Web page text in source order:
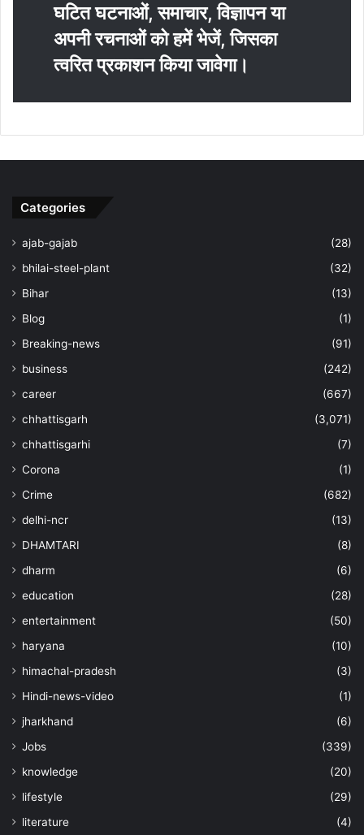
घटित घटनाओं, समाचार, विज्ञापन या
अपनी रचनाओं को हमें भेजें, जिसका
त्‍वरित प्रकाशन किया जावेगा।
Categories
ajab-gajab
(28)
bhilai-steel-plant
(32)
Bihar
(13)
Blog
(1)
Breaking-news
(91)
business
(242)
career
(667)
chhattisgarh
(3,071)
chhattisgarhi
(7)
Corona
(1)
Crime
(682)
delhi-ncr
(13)
DHAMTARI
(8)
dharm
(6)
education
(28)
entertainment
(50)
haryana
(10)
himachal-pradesh
(3)
Hindi-news-video
(1)
jharkhand
(6)
Jobs
(339)
knowledge
(20)
lifestyle
(29)
literature
(4)